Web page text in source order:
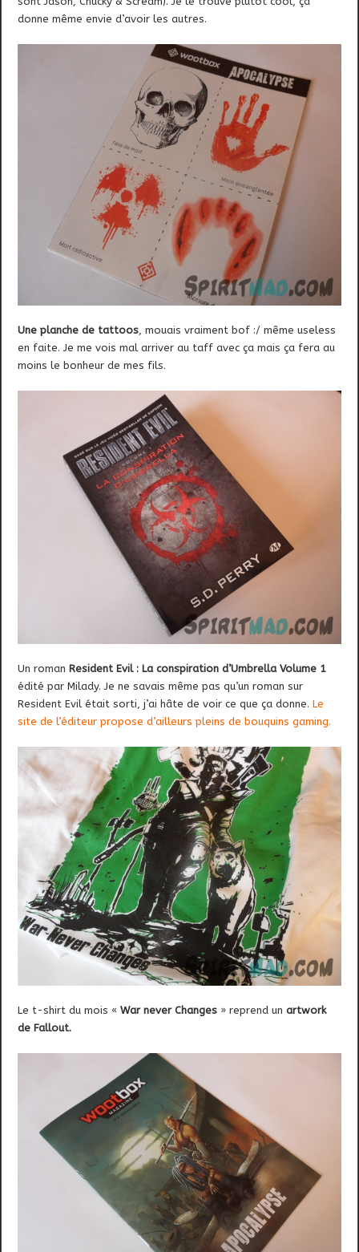
donne même envie d’avoir les autres.
Une planche de tattoos , mouais vraiment bof :/ même useless
en faite. Je me vois mal arriver au taff avec ça mais ça fera au
moins le bonheur de mes fils.
Un roman Resident Evil : La conspiration d’Umbrella Volume 1
édité par Milady. Je ne savais même pas qu’un roman sur
Resident Evil était sorti, j’ai hâte de voir ce que ça donne.Le
site de l’éditeur propose d’ailleurs pleins de bouquins gaming.
Le t-shirt du mois «War never Changes » reprend unartwork
de Fallout.